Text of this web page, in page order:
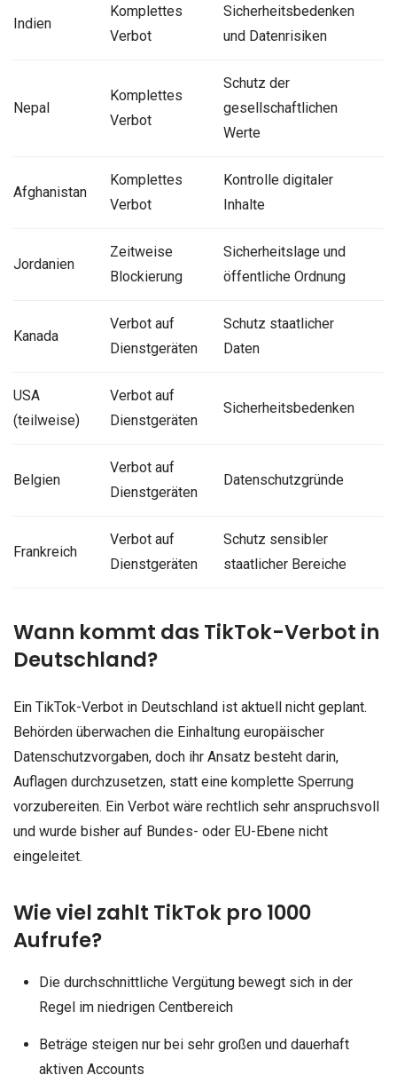
Indien
Komplettes
Verbot
Sicherheitsbedenken
und Datenrisiken
Nepal
Komplettes
Verbot
Schutz der
gesellschaftlichen
Werte
Afghanistan
Komplettes
Verbot
Kontrolle digitaler
Inhalte
Jordanien
Zeitweise
Blockierung
Sicherheitslage und
öffentliche Ordnung
Kanada
Verbot auf
Dienstgeräten
Schutz staatlicher
Daten
USA
(teilweise)
Verbot auf
Dienstgeräten
Sicherheitsbedenken
Belgien
Verbot auf
Dienstgeräten
Datenschutzgründe
Frankreich
Verbot auf
Dienstgeräten
Schutz sensibler
staatlicher Bereiche
Wann kommt das TikTok-Verbot in
Deutschland?
Ein TikTok-Verbot in Deutschland ist aktuell nicht geplant.
Behörden überwachen die Einhaltung europäischer
Datenschutzvorgaben, doch ihr Ansatz besteht darin,
Auflagen durchzusetzen, statt eine komplette Sperrung
vorzubereiten. Ein Verbot wäre rechtlich sehr anspruchsvoll
und wurde bisher auf Bundes- oder EU-Ebene nicht
eingeleitet.
Wie viel zahlt TikTok pro 1000
Aufrufe?
Die durchschnittliche Vergütung bewegt sich in der
Regel im niedrigen Centbereich
Beträge steigen nur bei sehr großen und dauerhaft
aktiven Accounts